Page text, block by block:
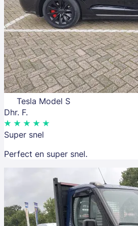
Tesla Model S
Dhr. F.
Super snel
Perfect en super snel.